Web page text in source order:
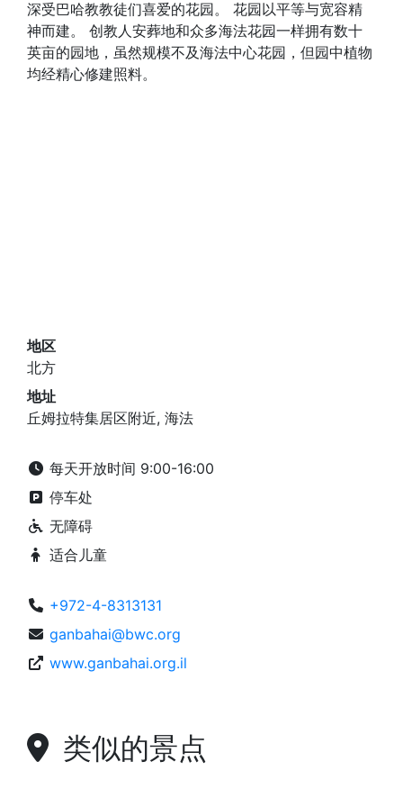
深受巴哈教教徒们喜爱的花园。 花园以平等与宽容精
神而建。 创教人安葬地和众多海法花园一样拥有数十
英亩的园地，虽然规模不及海法中心花园，但园中植物
均经精心修建照料。
地区
北方
地址
丘姆拉特集居区附近, 海法
每天开放时间 9:00-16:00
停车处
无障碍
适合儿童
+972-4-8313131
ganbahai@bwc.org
www.ganbahai.org.il
类似的景点